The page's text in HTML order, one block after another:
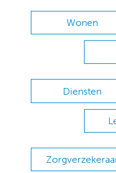
Wonen
Diensten